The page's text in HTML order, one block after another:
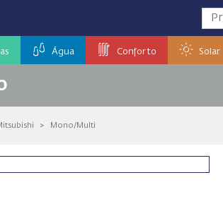
Água Conforto Solar
> Mono/Multi